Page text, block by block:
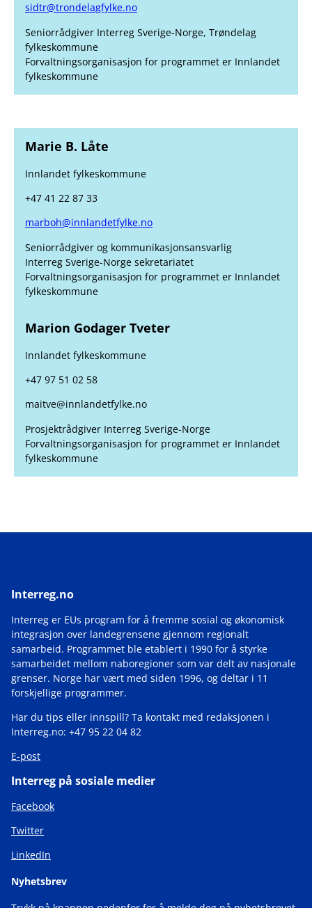
sidtr@trondelagfylke.no
Seniorrådgiver Interreg Sverige-Norge, Trøndelag
fylkeskommune
Forvaltningsorganisasjon for programmet er Innlandet
fylkeskommune
Marie B. Låte
Innlandet fylkeskommune
+47 41 22 87 33
marboh@innlandetfylke.no
Seniorrådgiver og kommunikasjonsansvarlig
Interreg Sverige-Norge sekretariatet
Forvaltningsorganisasjon for programmet er Innlandet
fylkeskommune
Marion Godager Tveter
Innlandet fylkeskommune
+47 97 51 02 58
maitve@innlandetfylke.no
Prosjektrådgiver Interreg Sverige-Norge
Forvaltningsorganisasjon for programmet er Innlandet
fylkeskommune
Interreg.no
Interreg er EUs program for å fremme sosial og økonomisk
integrasjon over landegrensene gjennom regionalt
samarbeid. Programmet ble etablert i 1990 for å styrke
samarbeidet mellom naboregioner som var delt av nasjonale
grenser. Norge har vært med siden 1996, og deltar i 11
forskjellige programmer.
Har du tips eller innspill? Ta kontakt med redaksjonen i
Interreg.no: +47 95 22 04 82
E-post
Interreg på sosiale medier
Facebook
Twitter
LinkedIn
Nyhetsbrev